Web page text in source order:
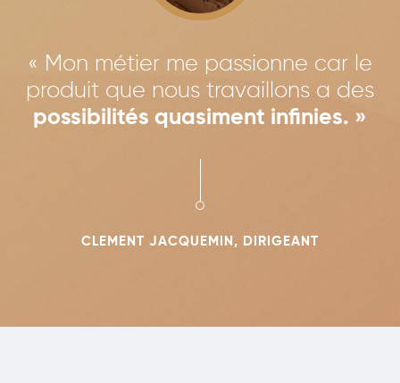
« Mon métier me passionne car le
produit que nous travaillons a des
possibilités quasiment infinies. »
CLEMENT JACQUEMIN, DIRIGEANT